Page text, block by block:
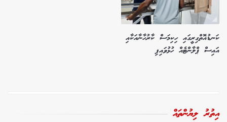
ކަނޑުއޮތްގިރީގައި ހިކިމަސް ކާރުހާނާއަކާއި
އައިސް ޕްލާންޓެއް ހުޅުވައިފި
އިތުރު ލިޔުންތައް